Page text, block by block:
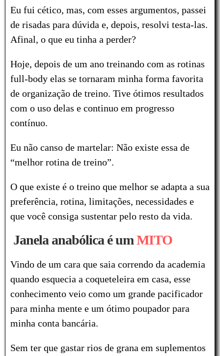
Eu fui cético, mas, com esses argumentos, passei
de risadas para dúvida e, depois, resolvi testa-las.
Afinal, o que eu tinha a perder?
Hoje, depois de um ano treinando com as rotinas
full-body elas se tornaram minha forma favorita
de organização de treino. Tive ótimos resultados
com o uso delas e continuo em progresso
contínuo.
Eu não canso de martelar: Não existe essa de
“melhor rotina de treino”.
O que existe é o treino que melhor se adapta a sua
preferência, rotina, limitações, necessidades e
que você consiga sustentar pelo resto da vida.
Janela anabólica é umMITO
Vindo de um cara que saia correndo da academia
quando esquecia a coqueteleira em casa, esse
conhecimento veio como um grande pacificador
para minha mente e um ótimo poupador para
minha conta bancária.
Sem ter que gastar rios de grana em suplementos